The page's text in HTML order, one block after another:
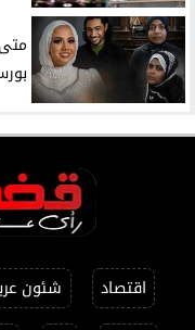
اقتصاد شئون